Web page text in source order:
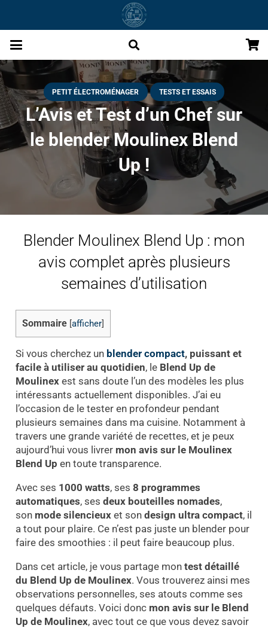
PETIT ÉLECTROMÉNAGER TESTS ET ESSAIS
L’Avis et Test d’un Chef sur
le blender Moulinex Blend
Up !
Blender Moulinex Blend Up : mon
avis complet après plusieurs
semaines d’utilisation
Sommaire afficher]
Si vous cherchez un blender compact, puissant et
facile à utiliser au quotidien, le Blend Up de
Moulinexest sans doute l’un des modèles les plus
intéressants actuellement disponibles. J’ai eu
l’occasion de le tester en profondeur pendant
plusieurs semaines dans ma cuisine. Notamment à
travers une grande variété de recettes, et je peux
aujourd’hui vous livrer mon avis sur le Moulinex
Blend Up en toute transparence.
Avec ses 1000 watts, ses 8 programmes
automatiques, ses deux bouteilles nomades,
son mode silencieuxet son design ultra compact, il
a tout pour plaire. Ce n’est pas juste un blender pour
faire des smoothies : il peut faire beaucoup plus.
Dans cet article, je vous partage mon test détaillé
du Blend Up de Moulinex. Vous trouverez ainsi mes
observations personnelles, ses atouts comme ses
quelques défauts. Voici donc mon avis sur le Blend
Up de Moulinex, avec tout ce que vous devez savoir